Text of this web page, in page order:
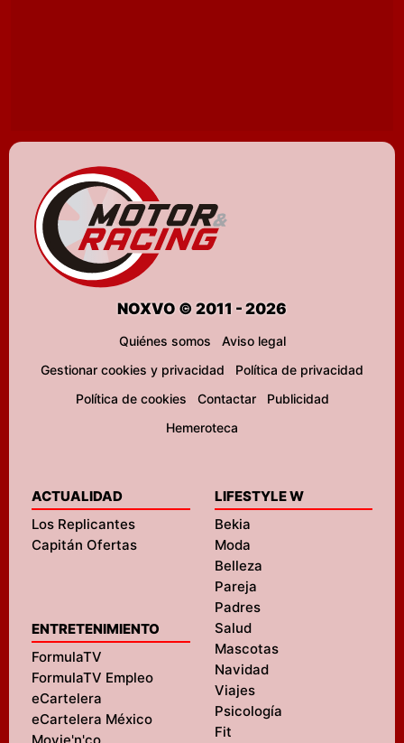
NOXVO © 2011 - 2026
Quiénes somos
Aviso legal
Gestionar cookies y privacidad
Política de privacidad
Política de cookies
Contactar
Publicidad
Hemeroteca
ACTUALIDAD
Los Replicantes
Capitán Ofertas
ENTRETENIMIENTO
FormulaTV
FormulaTV Empleo
eCartelera
eCartelera México
LIFESTYLE W
Bekia
Moda
Belleza
Pareja
Padres
Salud
Mascotas
Navidad
Viajes
Psicología
Fit